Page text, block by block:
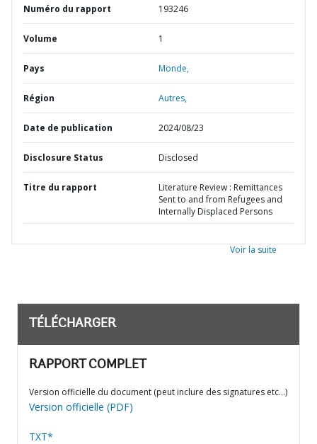
Numéro du rapport 193246
Volume 1
Pays Monde,
Région Autres,
Date de publication 2024/08/23
Disclosure Status Disclosed
Titre du rapport
Literature Review : Remittances
Sent to and from Refugees and
Internally Displaced Persons
Voir la suite
TÉLÉCHARGER
RAPPORT COMPLET
Version officielle du document (peut inclure des signatures etc…)
Version officielle (PDF)
TXT*